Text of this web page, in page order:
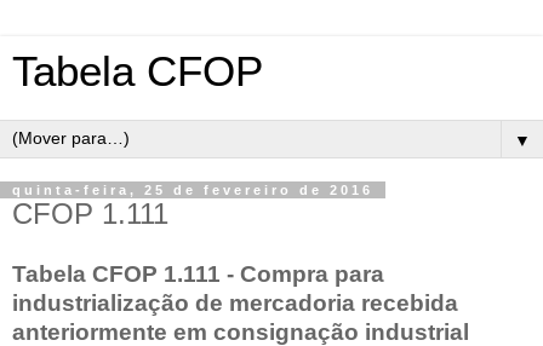
Tabela CFOP
▼
quinta-feira, 25 de fevereiro de 2016
CFOP 1.111
Tabela CFOP 1.111 - Compra para
industrialização de mercadoria recebida
anteriormente em consignação industrial